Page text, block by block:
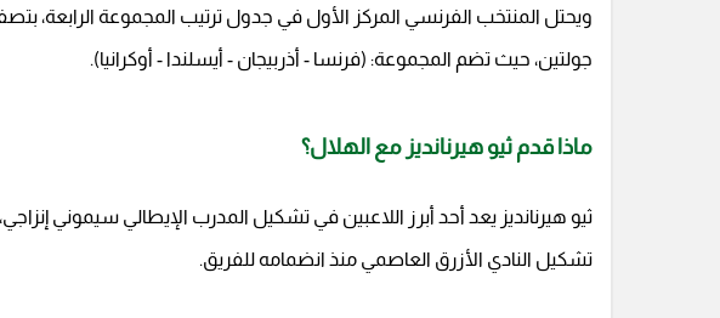
جولتين، حيث تضم المجموعة: (فرنسا - أذربيجان - أيسلندا - أوكرانيا).
ماذا قدم ثيو هيرنانديز مع الهلال؟
ثيو هيرنانديز يعد أحد أبرز اللاعبين في تشكيل المدرب الإيطالي سيموني
تشكيل النادي الأزرق العاصمي منذ انضمامه للفريق.